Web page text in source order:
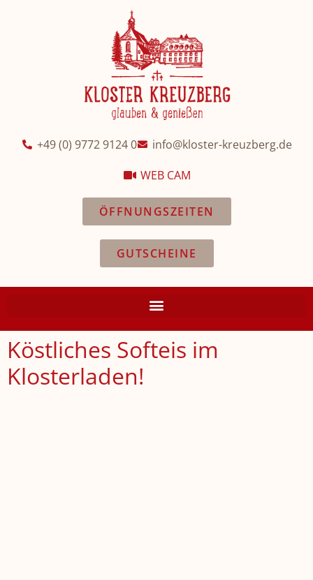
+49 (0) 9772 9124 0
info@kloster-kreuzberg.de
WEB CAM
ÖFFNUNGSZEITEN
GUTSCHEINE
Köstliches Softeis im
Klosterladen!